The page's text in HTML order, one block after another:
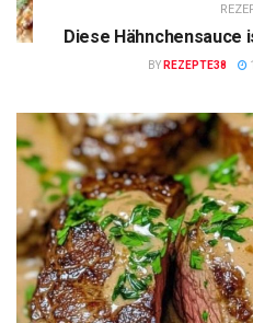
Diese Hähnchensauce
BY REZEPTE38